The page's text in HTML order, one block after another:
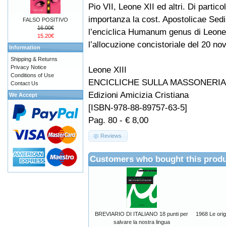
Pio VII, Leone XII ed altri. Di
importanza la cost. Apostolicae
l’enciclica Humanum genus di
l’allocuzione concistoriale del 20
Leone XIII
ENCICLICHE SULLA MASSONERIA
Edizioni Amicizia Cristiana
[ISBN-978-88-89757-63-5]
Pag. 80 - € 8,00
Reviews
Customers who bought this
BREVIARIO DI ITALIANO 18 punti per
salvare la nostra lingua
1968 Le
FALSO POSITIVO
16.00€
15.20€
Information
Shipping & Returns
Privacy Notice
Conditions of Use
Contact Us
We Accept